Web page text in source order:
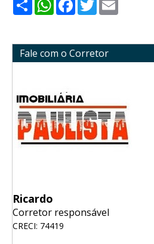
Fale com o Corretor
Ricardo
Corretor responsável
CRECI: 74419